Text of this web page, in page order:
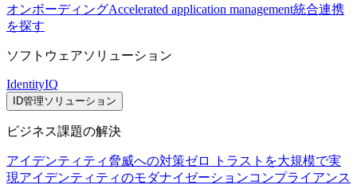
オンボーディングAccelerated application management統合連携
を探す
ソフトウェアソリューション
IdentityIQ
ID管理ソリューション
ビジネス課題の解決
アイデンティティ脅威への対策ゼロ トラストを大規模で実
現アイデンティティのモダナイゼーションコンプライアンス